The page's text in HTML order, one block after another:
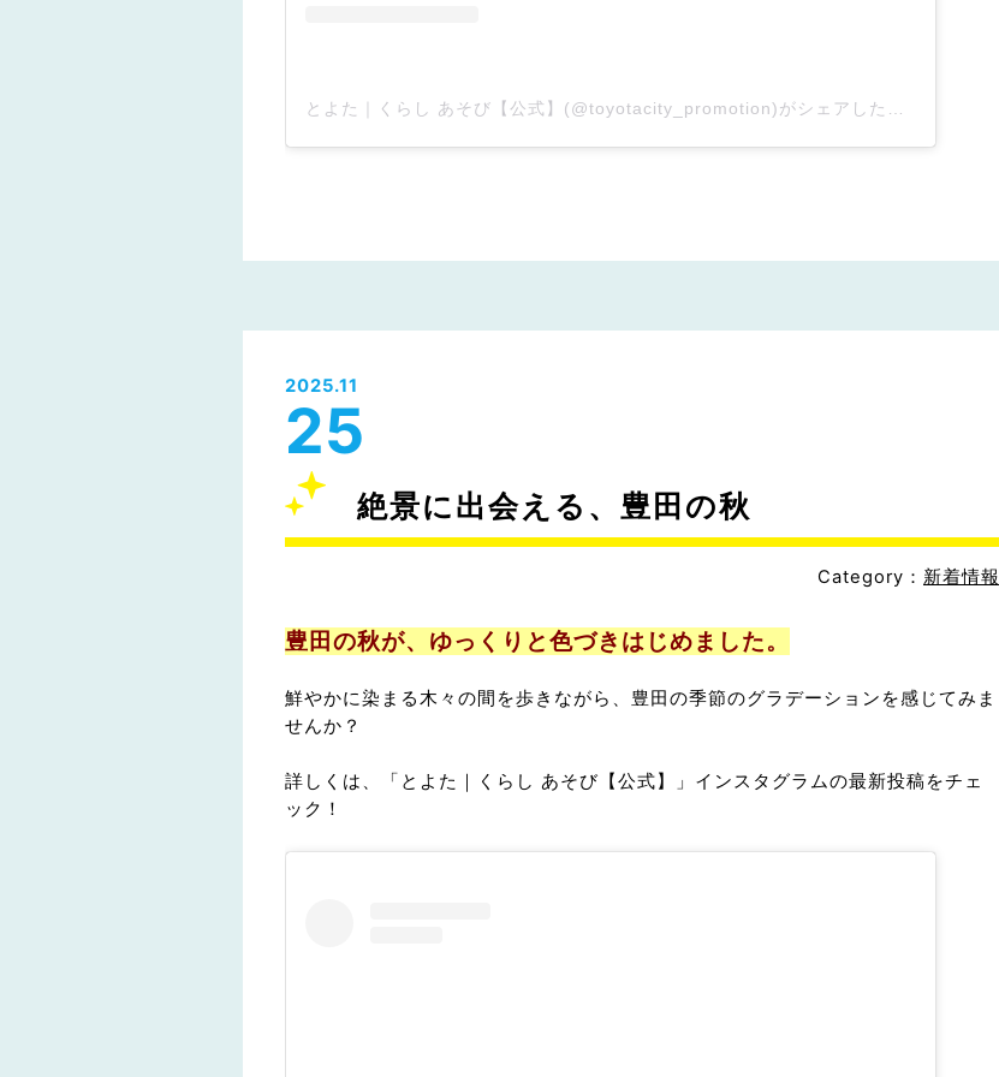
2025.11
25
絶景に出会える、豊田の秋
新着情報
Category：
豊田の秋が、ゆっくりと色づきはじめました。
鮮やかに染まる木々の間を歩きながら、豊田の季節のグラデーションを感じてみま
せんか？
詳しくは、「とよた｜くらし あそび【公式】」インスタグラムの最新投稿をチェ
ック！